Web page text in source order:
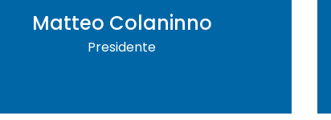
Matteo Colaninno
Presidente